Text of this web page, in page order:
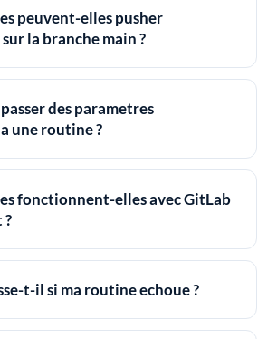
peuvent-elles pusher
la branche main ?
des parametres
une routine ?
fonctionnent-elles avec GitLab
?
t-il si ma routine echoue ?